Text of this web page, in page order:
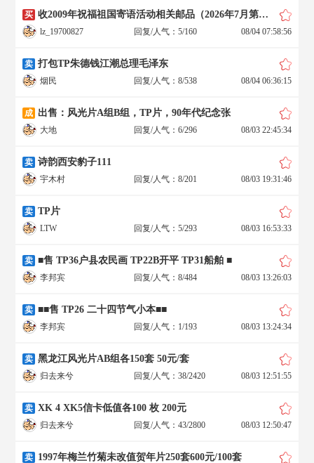
买 收2009年祝福祖国寄语活动相关邮品（2026年7月第二帖，最新）
lz_19700827 回复/人气：5/160 08/04 07:58:56
卖 打包TP朱德钱江潮总理毛泽东
烟民 回复/人气：8/538 08/04 06:36:15
成 出售：风光片A组B组，TP片，90年代纪念张
大地 回复/人气：6/296 08/03 22:45:34
卖 诗韵西安豹子111
宇木村 回复/人气：8/201 08/03 19:31:46
卖 TP片
LTW 回复/人气：5/293 08/03 16:53:33
卖 ■售 TP36户县农民画 TP22B开平 TP31船舶 ■
李邦宾 回复/人气：8/484 08/03 13:26:03
卖 ■■售 TP26 二十四节气小本■■
李邦宾 回复/人气：1/193 08/03 13:24:34
卖 黑龙江风光片AB组各150套 50元/套
归去来兮 回复/人气：38/2420 08/03 12:51:55
卖 XK 4 XK5信卡低值各100 枚 200元
归去来兮 回复/人气：43/2800 08/03 12:50:47
卖 1997年梅兰竹菊未改值贺年片250套600元/100套